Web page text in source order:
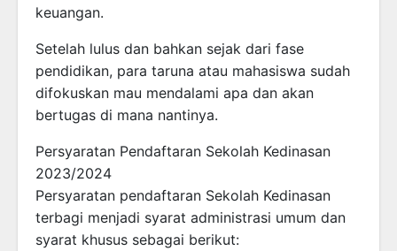
keuangan.
Setelah lulus dan bahkan sejak dari fase
pendidikan, para taruna atau mahasiswa sudah
difokuskan mau mendalami apa dan akan
bertugas di mana nantinya.
Persyaratan Pendaftaran Sekolah Kedinasan
2023/2024
Persyaratan pendaftaran Sekolah Kedinasan
terbagi menjadi syarat administrasi umum dan
syarat khusus sebagai berikut: